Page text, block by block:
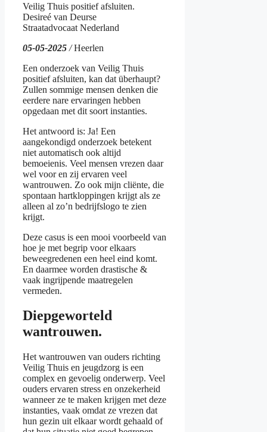
Veilig Thuis positief afsluiten.
Desireé van Deurse
Straatadvocaat Nederland
05-05-2025 /Heerlen
Een onderzoek van Veilig Thuis
positief afsluiten, kan dat überhaupt?
Zullen sommige mensen denken die
eerdere nare ervaringen hebben
opgedaan met dit soort instanties.
Het antwoord is: Ja! Een
aangekondigd onderzoek betekent
niet automatisch ook altijd
bemoeienis. Veel mensen vrezen daar
wel voor en zij ervaren veel
wantrouwen. Zo ook mijn cliënte, die
spontaan hartkloppingen krijgt als ze
alleen al zo’n bedrijfslogo te zien
krijgt.
Deze casus is een mooi voorbeeld van
hoe je met begrip voor elkaars
beweegredenen een heel eind komt.
En daarmee worden drastische &
vaak ingrijpende maatregelen
vermeden.
Diepgeworteld
wantrouwen.
Het wantrouwen van ouders richting
Veilig Thuis en jeugdzorg is een
complex en gevoelig onderwerp. Veel
ouders ervaren stress en onzekerheid
wanneer ze te maken krijgen met deze
instanties, vaak omdat ze vrezen dat
hun gezin uit elkaar wordt gehaald of